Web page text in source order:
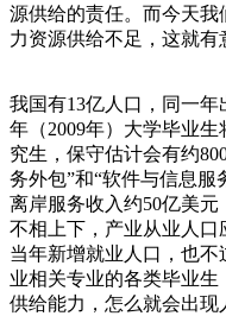
源供给的责任。而今天我
力资源供给不足，这就有
我国有13亿人口，同一年
年（2009年）大学毕业
究生，保守估计会有约
务外包”和“软件与信息服
离岸服务收入约50亿美
不相上下，产业从业人口
当年新增就业人口，也
业相关专业的各类毕业生
供给能力，怎么就会出现